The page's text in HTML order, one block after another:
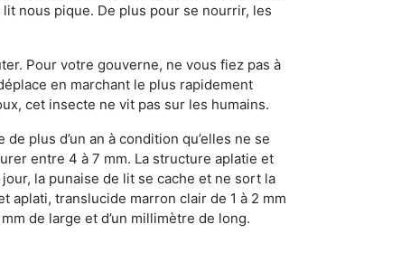
nous pique. De plus pour se nourrir, les
Pour votre gouverne, ne vous fiez pas à
en marchant le plus rapidement
cet insecte ne vit pas sur les humains.
plus d’un an à condition qu’elles ne se
entre 4 à 7 mm. La structure aplatie et
la punaise de lit se cache et ne sort la
aplati, translucide marron clair de 1 à 2 mm
de large et d’un millimètre de long.